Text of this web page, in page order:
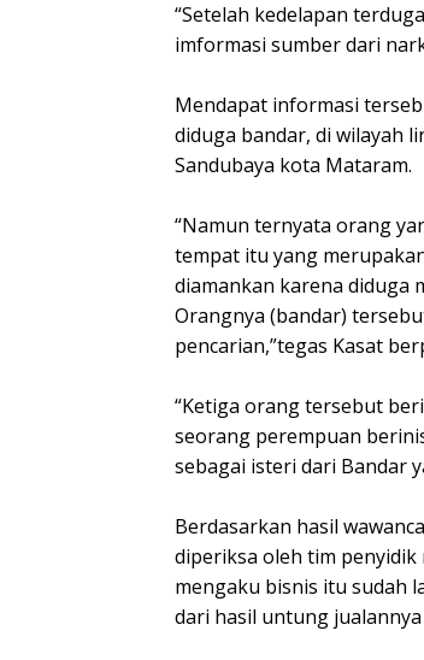
“Setelah kedelapan
imformasi sumber dari
Mendapat informasi
diduga bandar, di wilayah
Sandubaya kota Mataram.
“Namun ternyata orang
tempat itu yang
diamankan karena diduga
Orangnya (bandar)
pencarian,”tegas Kasat
“Ketiga orang tersebut
seorang perempuan
sebagai isteri dari Bandar
Berdasarkan hasil
diperiksa oleh tim penyidik
mengaku bisnis itu sudah
dari hasil untung